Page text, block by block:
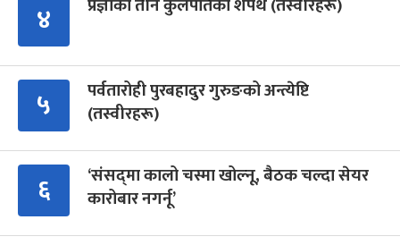
४
५
पर्वतारोही पुरबहादुर गुरुङको अन्त्येष्टि
(तस्वीरहरू)
६
‘संसद्‍मा कालो चस्मा खोल्नू, बैठक चल्दा सेयर
कारोबार नगर्नू’